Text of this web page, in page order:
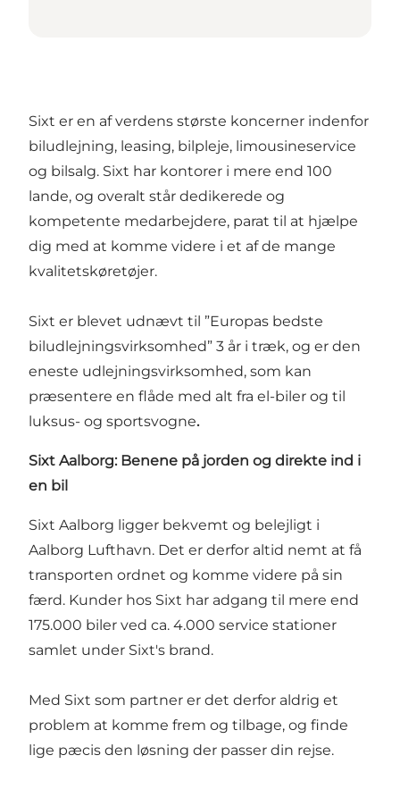
Sixt er en af verdens største koncerner indenfor
biludlejning, leasing, bilpleje, limousineservice
og bilsalg. Sixt har kontorer i mere end 100
lande, og overalt står dedikerede og
kompetente medarbejdere, parat til at hjælpe
dig med at komme videre i et af de mange
kvalitetskøretøjer.
Sixt er blevet udnævt til ”Europas bedste
biludlejningsvirksomhed” 3 år i træk, og er den
eneste udlejningsvirksomhed, som kan
præsentere en flåde med alt fra el-biler og til
luksus- og sportsvogne.
Sixt Aalborg: Benene på jorden og direkte ind i
en bil
Sixt Aalborg ligger bekvemt og belejligt i
Aalborg Lufthavn. Det er derfor altid nemt at få
transporten ordnet og komme videre på sin
færd. Kunder hos Sixt har adgang til mere end
175.000 biler ved ca. 4.000 service stationer
samlet under Sixt's brand.
Med Sixt som partner er det derfor aldrig et
problem at komme frem og tilbage, og finde
lige pæcis den løsning der passer din rejse.